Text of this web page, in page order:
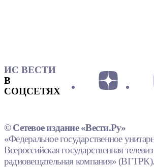
ИС ВЕСТИ
В
СОЦСЕТЯХ
© Сетевое издание «Вести.Ру»
«Федеральное государственное
Всероссийская государственная
радиовещательная компания» (ВГТРК).